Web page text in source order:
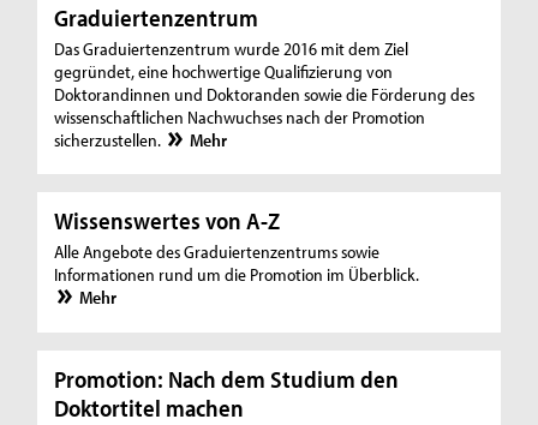
Graduiertenzentrum
Das Graduiertenzentrum wurde 2016 mit dem Ziel
gegründet, eine hochwertige Qualifizierung von
Doktorandinnen und Doktoranden sowie die Förderung des
wissenschaftlichen Nachwuchses nach der Promotion
sicherzustellen.
Mehr
Wissenswertes von A-Z
Alle Angebote des Graduiertenzentrums sowie
Informationen rund um die Promotion im Überblick.
Mehr
Promotion: Nach dem Studium den
Doktortitel machen